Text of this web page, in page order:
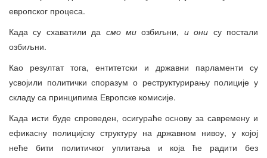
европског процеса.
Када су схаватили да смо миозбиљни, и они су постали
озбиљни.
Као резултат тога, ентитетски и државни парламенти су
усвојили политички споразум о реструктурирању полиције у
складу са принципима Европске комисије.
Када исти буде спроведен, осигураће основу за савремену и
ефикасну полицијску структуру на државном нивоу, у којој
неће бити политичког уплитања и која ће радити без